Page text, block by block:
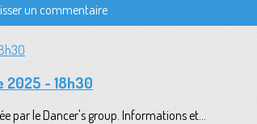
un commentaire
2025 - 18h30
par le Dancer's group. Informations et...